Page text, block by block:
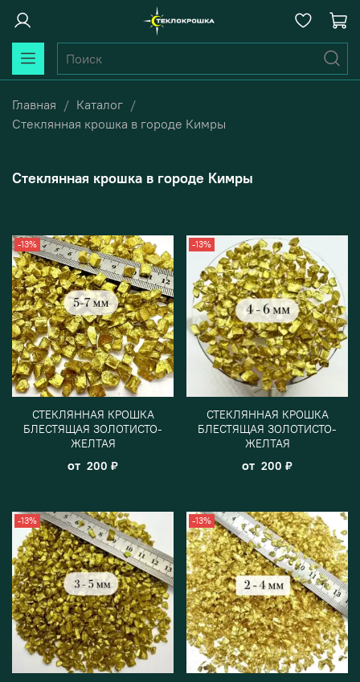
Главная
Каталог
Стеклянная крошка в городе Кимры
Стеклянная крошка в городе Кимры
-13%
СТЕКЛЯННАЯ КРОШКА
БЛЕСТЯЩАЯ ЗОЛОТИСТО-
ЖЕЛТАЯ
от 200 ₽
-13%
СТЕКЛЯННАЯ КРОШКА
БЛЕСТЯЩАЯ ЗОЛОТИСТО-
ЖЕЛТАЯ
от 200 ₽
-13% -13%